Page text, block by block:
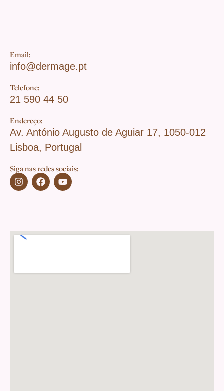
Email:
info@dermage.pt
Telefone:
21 590 44 50
Endereço:
Av. António Augusto de Aguiar 17, 1050-012
Lisboa, Portugal
Siga nas redes sociais: